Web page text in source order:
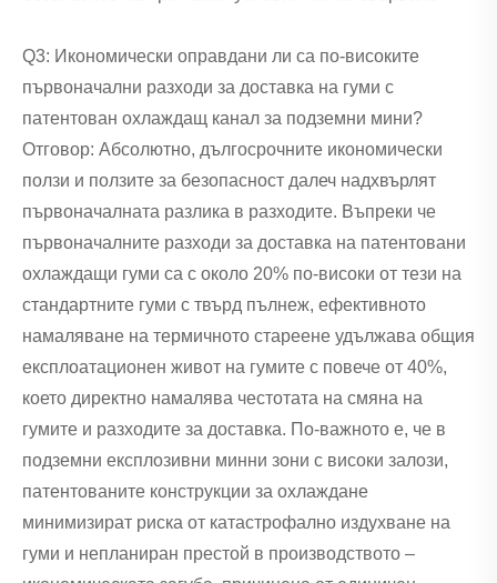
Q3: Икономически оправдани ли са по-високите
първоначални разходи за доставка на гуми с
патентован охлаждащ канал за подземни мини?
Отговор: Абсолютно, дългосрочните икономически
ползи и ползите за безопасност далеч надхвърлят
първоначалната разлика в разходите. Въпреки че
първоначалните разходи за доставка на патентовани
охлаждащи гуми са с около 20% по-високи от тези на
стандартните гуми с твърд пълнеж, ефективното
намаляване на термичното стареене удължава общия
експлоатационен живот на гумите с повече от 40%,
което директно намалява честотата на смяна на
гумите и разходите за доставка. По-важното е, че в
подземни експлозивни минни зони с високи залози,
патентованите конструкции за охлаждане
минимизират риска от катастрофално издухване на
гуми и непланиран престой в производството –